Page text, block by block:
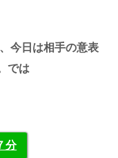
今日は相手の意表
では
分